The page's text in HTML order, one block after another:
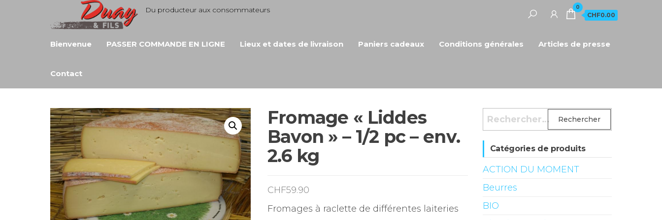
Du producteur aux consommateurs 0
CHF0.00
Bienvenue PASSER COMMANDE EN LIGNE Lieux et dates de livraison Paniers cadeaux Conditions générales Articles de presse
Contact
Fromage « Liddes
Bavon » – 1/2 pc – env.
2.6 kg
CHF59.90
Fromages à raclette de différentes laiteries
Rechercher :
Catégories de produits
ACTION DU MOMENT
Beurres
BIO